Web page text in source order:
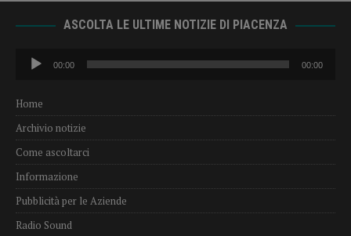
ASCOLTA LE ULTIME NOTIZIE DI PIACENZA
Audio
Player
00:00 00:00
Home
Archivio notizie
Come ascoltarci
Informazione
Pubblicità per le Aziende
Radio Sound